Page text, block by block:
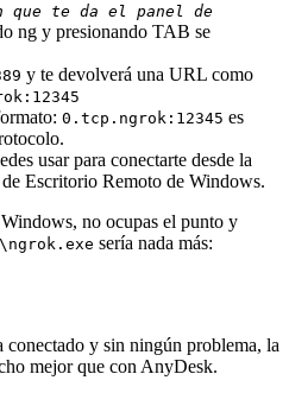
que te da el panel de
ng y presionando TAB se
y te devolverá una URL como
0.tcp.ngrok:12345 es
usar para conectarte desde la
Escritorio Remoto de Windows.
no ocupas el punto y
sería nada más:
conectado y sin ningún problema, la
mejor que con AnyDesk.